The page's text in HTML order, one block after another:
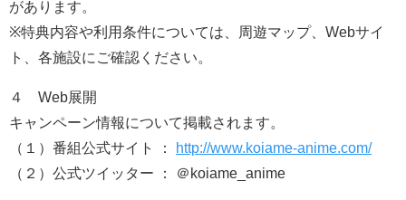
があります。
※特典内容や利用条件については、周遊マップ、Webサイ
ト、各施設にご確認ください。
４ Web展開
キャンペーン情報について掲載されます。
（１）番組公式サイト ：
http://www.koiame-anime.com/
（２）公式ツイッター ： ＠koiame_anime